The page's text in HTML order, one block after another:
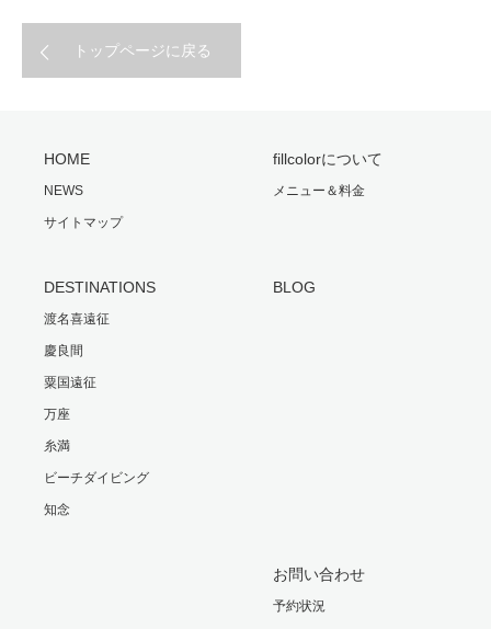
トップページに戻る
HOME
NEWS
サイトマップ
fillcolorについて
メニュー＆料金
DESTINATIONS
渡名喜遠征
慶良間
粟国遠征
万座
糸満
ビーチダイビング
知念
BLOG
お問い合わせ
予約状況